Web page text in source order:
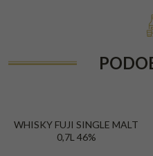
WHISKY FUJI SINGLE MALT
0,7L 46%